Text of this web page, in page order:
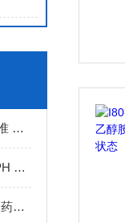
药用级三乙醇胺 CP2025版药典标准 CDE备案登记A状态
药用辅料三乙醇胺 药用级乳化剂 PH 调节剂
药用辅料三乙醇胺25版药典跟20版药典有什么区别